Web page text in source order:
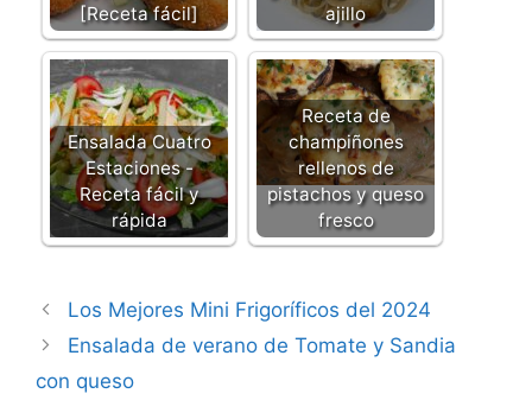
[Receta fácil] ajillo
Ensalada Cuatro
Estaciones -
Receta fácil y
rápida
Receta de
champiñones
rellenos de
pistachos y queso
fresco
Los Mejores Mini Frigoríficos del 2024
Ensalada de verano de Tomate y Sandia
con queso